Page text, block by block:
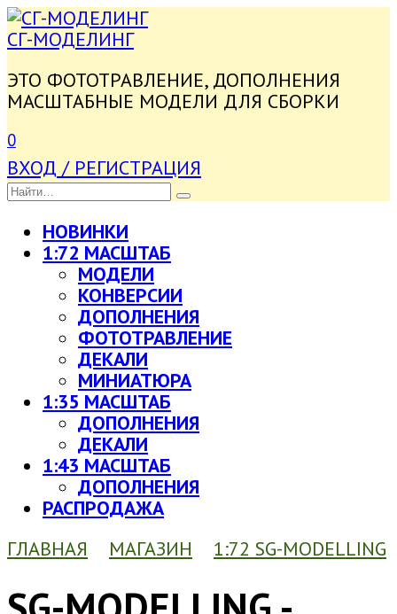
ПЕРЕЙТИ
К
СГ-МОДЕЛИНГ
ЭТО ФОТОТРАВЛЕНИЕ, ДОПОЛНЕНИЯ
МАСШТАБНЫЕ МОДЕЛИ ДЛЯ СБОРКИ
0
ВХОД / РЕГИСТРАЦИЯ
SEARCH
FOR:
НОВИНКИ
1:72 МАСШТАБ
МОДЕЛИ
КОНВЕРСИИ
ДОПОЛНЕНИЯ
ФОТОТРАВЛЕНИЕ
ДЕКАЛИ
МИНИАТЮРА
1:35 МАСШТАБ
ДОПОЛНЕНИЯ
ДЕКАЛИ
1:43 МАСШТАБ
ДОПОЛНЕНИЯ
РАСПРОДАЖА
ГЛАВНАЯ
МАГАЗИН 1:72 SG-MODELLING